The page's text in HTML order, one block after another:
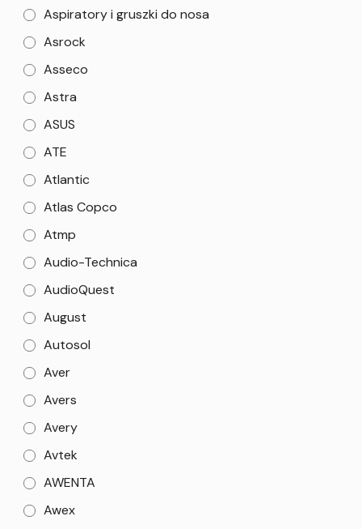
Aspiratory i gruszki do nosa
Asrock
Asseco
Astra
ASUS
ATE
Atlantic
Atlas Copco
Atmp
Audio-Technica
AudioQuest
August
Autosol
Aver
Avers
Avery
Avtek
AWENTA
Awex